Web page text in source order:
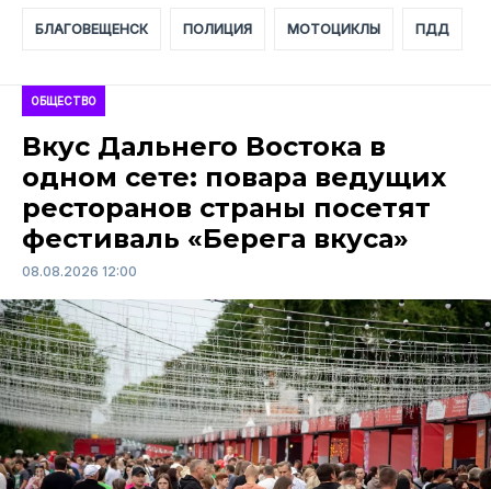
БЛАГОВЕЩЕНСК ПОЛИЦИЯ МОТОЦИКЛЫ ПДД
ОБЩЕСТВО
Вкус Дальнего Востока в
одном сете: повара ведущих
ресторанов страны посетят
фестиваль «Берега вкуса»
08.08.2026 12:00